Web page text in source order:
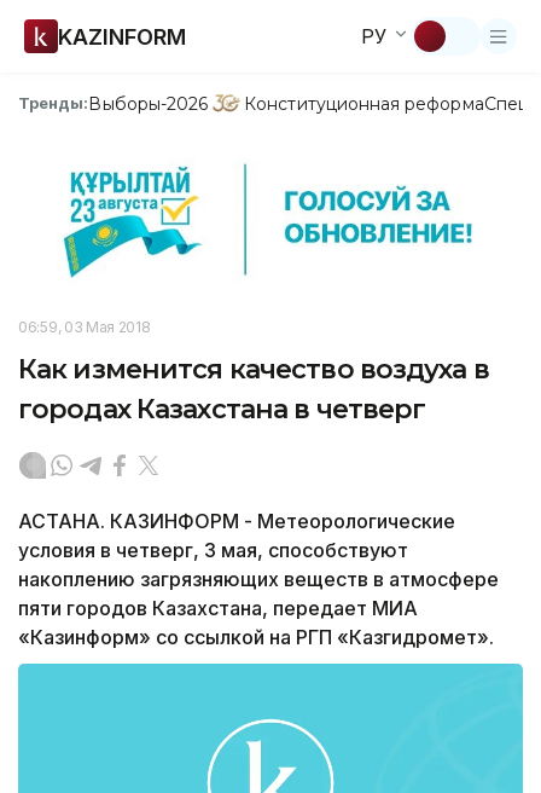
KAZINFORM РУ
Тренды:Выборы-2026 Конституционная реформа
06:59, 03 Мая 2018
Как изменится качество воздуха в
городах Казахстана в четверг
АСТАНА. КАЗИНФОРМ - Метеорологические
условия в четверг, 3 мая, способствуют
накоплению загрязняющих веществ в атмосфере
пяти городов Казахстана, передает МИА
«Казинформ» со ссылкой на РГП «Казгидромет».